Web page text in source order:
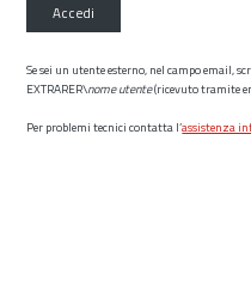
Accedi
Se sei un utente esterno, nel campo email,
EXTRARER\nome utente(ricevuto tramite
Per problemi tecnici contatta l’assistenza